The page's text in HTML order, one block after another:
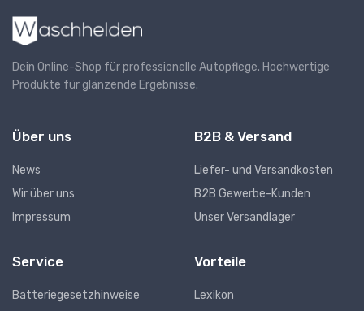
Dein Online-Shop für professionelle Autopflege. Hochwertige
Produkte für glänzende Ergebnisse.
Über uns
News
Wir über uns
Impressum
B2B & Versand
Liefer- und Versandkosten
B2B Gewerbe-Kunden
Unser Versandlager
Service
Batteriegesetzhinweise
Vorteile
Lexikon